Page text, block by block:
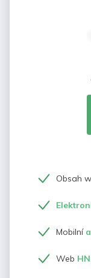
Obsah
Mobilní
Web